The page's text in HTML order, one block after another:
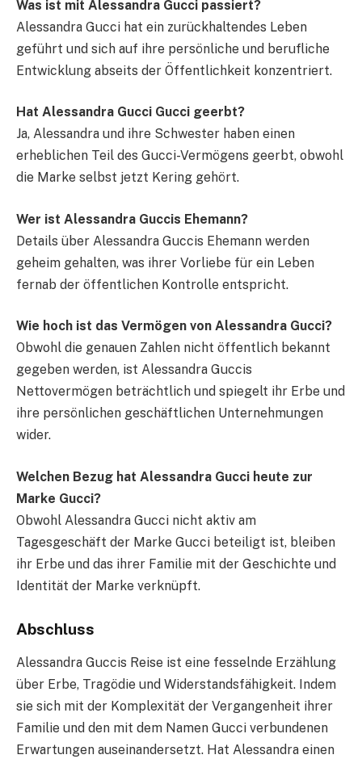
Was ist mit Alessandra Gucci passiert?
Alessandra Gucci hat ein zurückhaltendes Leben
geführt und sich auf ihre persönliche und berufliche
Entwicklung abseits der Öffentlichkeit konzentriert.
Hat Alessandra Gucci Gucci geerbt?
Ja, Alessandra und ihre Schwester haben einen
erheblichen Teil des Gucci-Vermögens geerbt, obwohl
die Marke selbst jetzt Kering gehört.
Wer ist Alessandra Guccis Ehemann?
Details über Alessandra Guccis Ehemann werden
geheim gehalten, was ihrer Vorliebe für ein Leben
fernab der öffentlichen Kontrolle entspricht.
Wie hoch ist das Vermögen von Alessandra Gucci?
Obwohl die genauen Zahlen nicht öffentlich bekannt
gegeben werden, ist Alessandra Guccis
Nettovermögen beträchtlich und spiegelt ihr Erbe und
ihre persönlichen geschäftlichen Unternehmungen
wider.
Welchen Bezug hat Alessandra Gucci heute zur
Marke Gucci?
Obwohl Alessandra Gucci nicht aktiv am
Tagesgeschäft der Marke Gucci beteiligt ist, bleiben
ihr Erbe und das ihrer Familie mit der Geschichte und
Identität der Marke verknüpft.
Abschluss
Alessandra Guccis Reise ist eine fesselnde Erzählung
über Erbe, Tragödie und Widerstandsfähigkeit. Indem
sie sich mit der Komplexität der Vergangenheit ihrer
Familie und den mit dem Namen Gucci verbundenen
Erwartungen auseinandersetzt. Hat Alessandra einen